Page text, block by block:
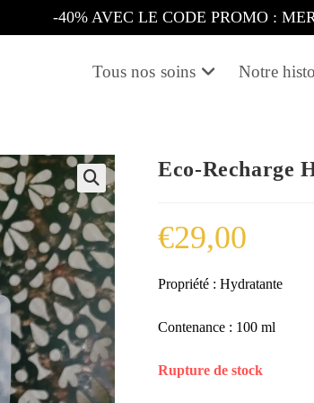
-40% AVEC LE CODE PROMO :
Tous nos soins Notre
🔍
Eco-Recharge
€29,00
Propriété : Hydratante
Contenance : 100 ml
Rupture de stock